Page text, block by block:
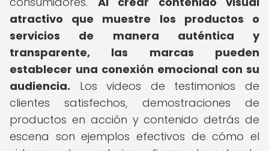
atractivo que muestre los productos o
servicios de manera auténtica y
transparente, las marcas pueden
establecer una conexión emocional con su
audiencia. Los videos de testimonios de
clientes satisfechos, demostraciones de
productos en acción y contenido detrás de
escena son ejemplos efectivos de cómo el